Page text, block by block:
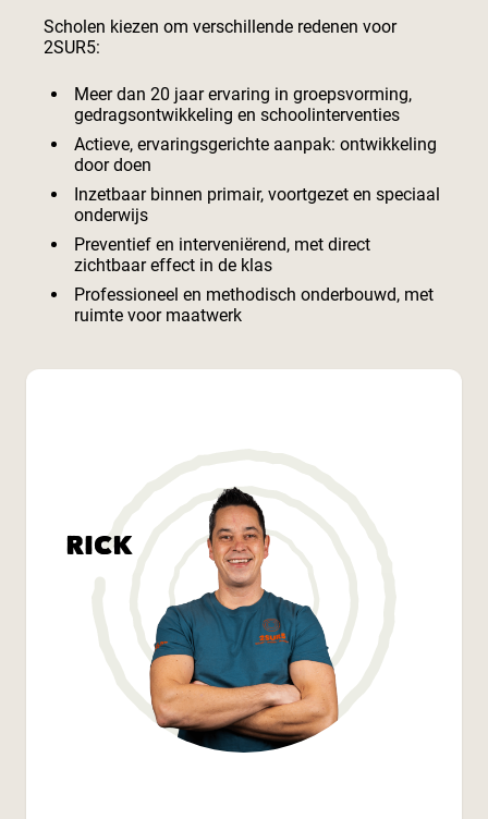
Scholen kiezen om verschillende redenen voor
2SUR5:
Meer dan 20 jaar ervaring in groepsvorming,
gedragsontwikkeling en schoolinterventies
Actieve, ervaringsgerichte aanpak: ontwikkeling
door doen
Inzetbaar binnen primair, voortgezet en speciaal
onderwijs
Preventief en interveniërend, met direct
zichtbaar effect in de klas
Professioneel en methodisch onderbouwd, met
ruimte voor maatwerk
RICK